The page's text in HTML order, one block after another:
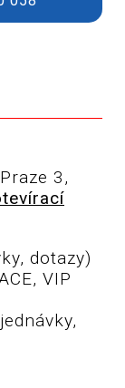
3,
dotazy)
VIP